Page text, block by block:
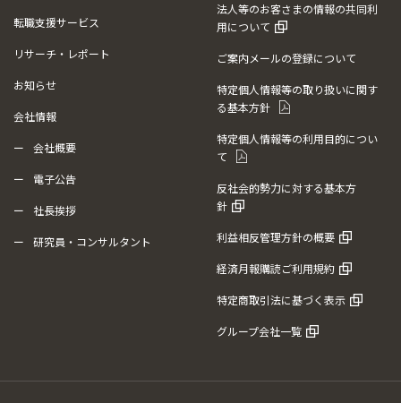
転職支援サービス
リサーチ・レポート
お知らせ
会社情報
会社概要
電子公告
社長挨拶
研究員・コンサルタント
法人等のお客さまの情報の共同利
用について
ご案内メールの登録について
特定個人情報等の取り扱いに関す
る基本方針
特定個人情報等の利用目的につい
て
反社会的勢力に対する基本方
針
利益相反管理方針の概要
経済月報購読ご利用規約
特定商取引法に基づく表示
グループ会社一覧